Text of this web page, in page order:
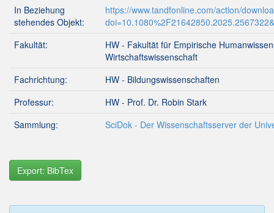
In Beziehung
stehendes Objekt:
https://www.tandfonline.com/action/
Fakultät:
HW - Fakultät für Empirische
Wirtschaftswissenschaft
Fachrichtung:
HW - Bildungswissenschaften
Professur:
HW - Prof. Dr. Robin Stark
Sammlung:
SciDok - Der Wissenschaftsserver der
Export: BibTex